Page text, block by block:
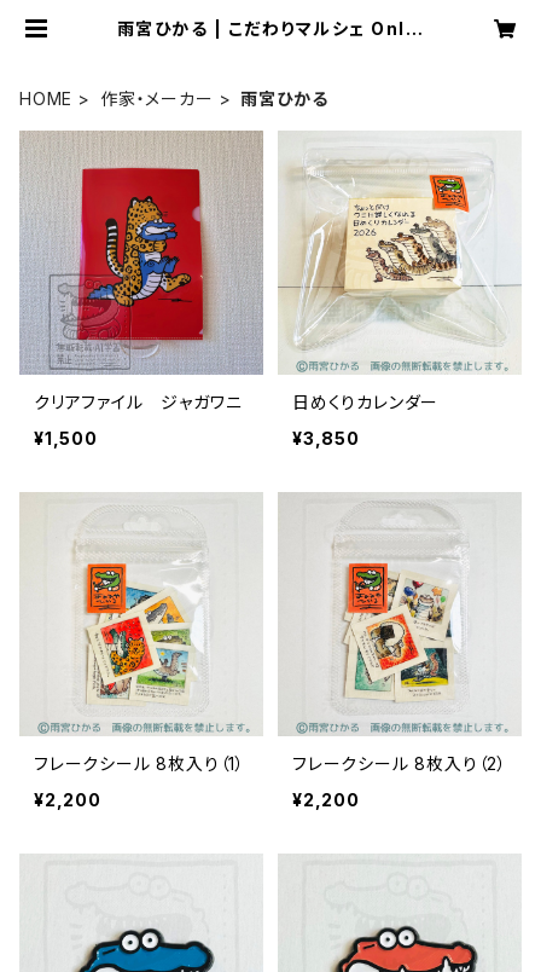
雨宮ひかる | こだわりマルシェ Onlin
HOME 作家・メーカー 雨宮ひかる
クリアファイル ジャガワニ
¥1,500
日めくりカレンダー
¥3,850
フレークシール 8枚入り（1）
¥2,200
フレークシール 8枚入り（2）
¥2,200